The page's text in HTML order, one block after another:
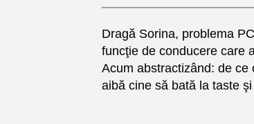
Dragă Sorina, problema
funcţie de conducere care
Acum abstractizând: de
aibă cine să bată la taste